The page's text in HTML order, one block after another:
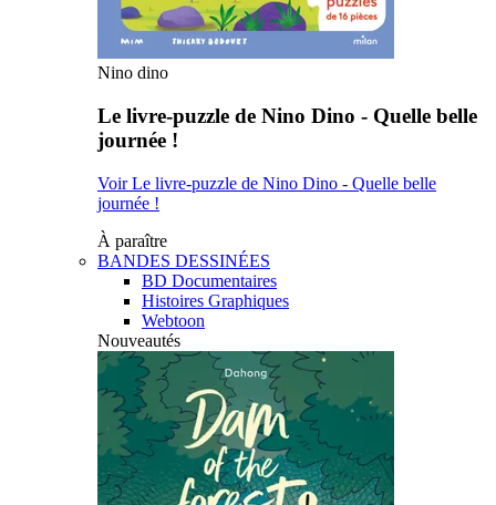
Nino dino
Le livre-puzzle de Nino Dino - Quelle belle
journée !
Voir Le livre-puzzle de Nino Dino - Quelle belle
journée !
À paraître
BANDES DESSINÉES
BD Documentaires
Histoires Graphiques
Webtoon
Nouveautés